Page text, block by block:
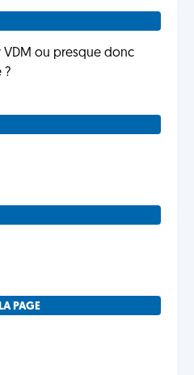
VDM ou presque donc
?
PAGE